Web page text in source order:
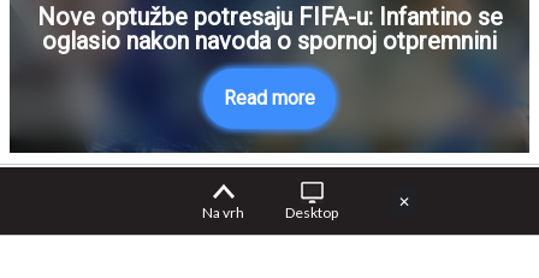
Nove optužbe potresaju FIFA-u: Infantino se
oglasio nakon navoda o spornoj otpremnini
Read more
Na vrh Desktop
✕